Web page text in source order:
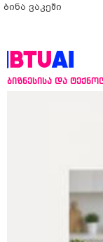
ბინა ვაკეში
ბიზნესისა და